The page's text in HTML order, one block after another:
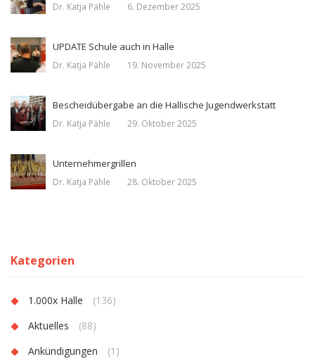
Dr. Katja Pähle 6. Dezember 2025
UPDATE Schule auch in Halle
Dr. Katja Pähle 19. November 2025
Bescheidübergabe an die Hallische Jugendwerkstatt
Dr. Katja Pähle 29. Oktober 2025
Unternehmergrillen
Dr. Katja Pähle 28. Oktober 2025
Kategorien
1.000x Halle
(136)
Aktuelles
(88)
Ankündigungen
(1)